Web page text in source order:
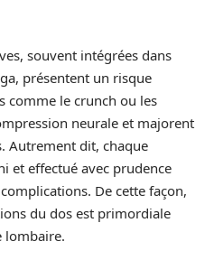
souvent intégrées dans
présentent un risque
comme le crunch ou les
neurale et majorent
Autrement dit, chaque
et effectué avec prudence
De cette façon,
du dos est primordiale
lombaire.